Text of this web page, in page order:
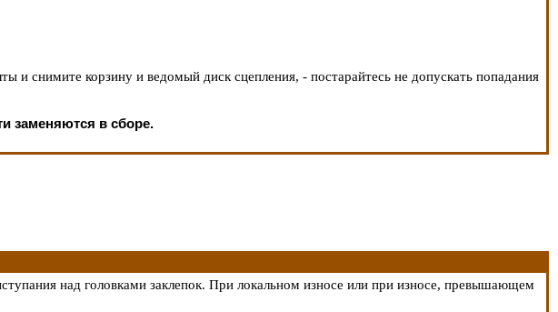
и снимите корзину и ведомый диск сцепления, - постарайтесь не допускать попадания
заменяются в сборе.
над головками заклепок. При локальном износе или при износе, превышающем